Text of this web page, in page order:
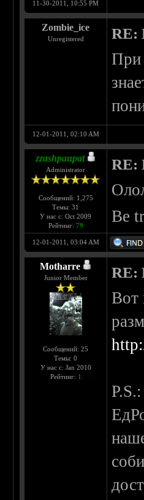
11-30-2011, 10:55 PM
Zombie_ice
Unregistered RE:
При
12-01-2011, 02:10 AM
zzashpaupat
Administrator
Сообщений: 1,275
Темы: 31
У нас с: Oct 2009
Рейтинг: 79
RE:
Be
12-01-2011, 03:04 AM
Motharre
Junior Member
Сообщений: 25
Темы: 0
У нас с: Jan 2010
Рейтинг: 1
RE:
Вот